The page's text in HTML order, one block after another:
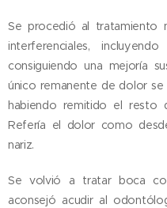
Se procedió al tratamiento
interferenciales,
consiguiendo una mejoría
único remanente de dolor se
habiendo remitido el resto
Refería el dolor como
nariz.
Se volvió a tratar boca
aconsejó acudir al